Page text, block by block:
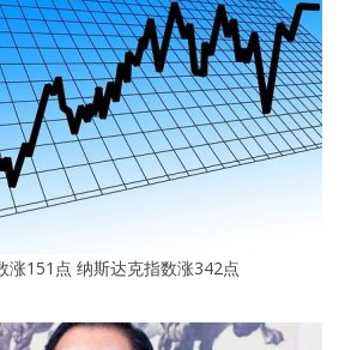
涨151点 纳斯达克指数涨342点